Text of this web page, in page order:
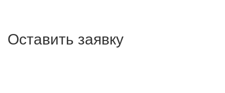
Оставить заявку